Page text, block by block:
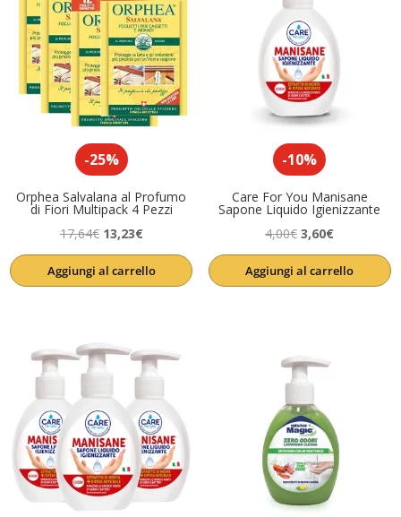
-25%
Orphea Salvalana al Profumo
di Fiori Multipack 4 Pezzi
17,64€ Il
prezzo
originale
13,23€Il
prezzo
attuale
Aggiungi al carrello
-10%
Care For You Manisane
Sapone Liquido Igienizzante
4,00€ Il
prezzo
originale
3,60€Il
prezzo
attuale
Aggiungi al carrello